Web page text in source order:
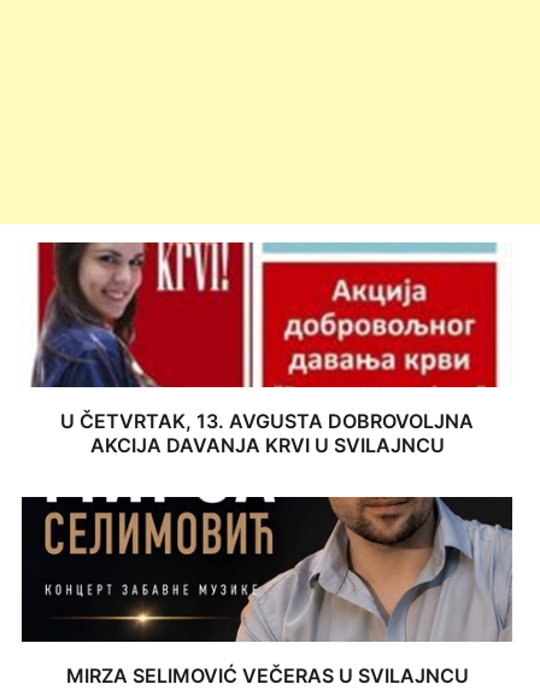
U ČETVRTAK, 13. AVGUSTA DOBROVOLJNA
AKCIJA DAVANJA KRVI U SVILAJNCU
MIRZA SELIMOVIĆ VEČERAS U SVILAJNCU